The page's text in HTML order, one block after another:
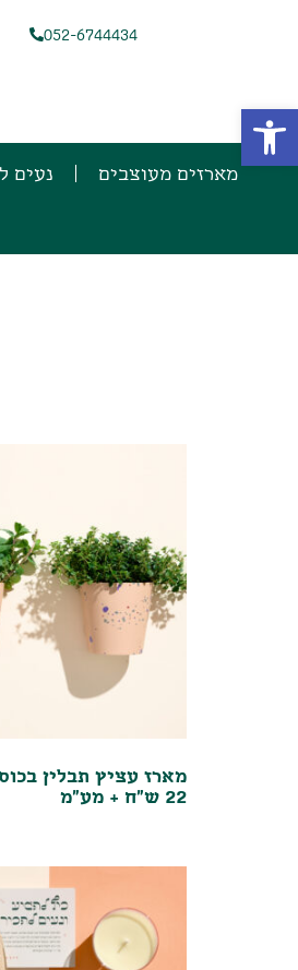
052-6744434
מארזים מעוצבים נעים
מארז עציץ תבלין
22 ש"ח + מע"מ
פתח סרגל נגישות